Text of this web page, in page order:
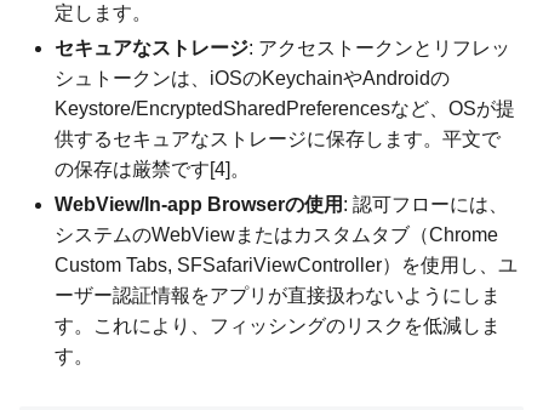
定します。
セキュアなストレージ: アクセストークンとリフレッ
シュトークンは、iOSのKeychainやAndroidの
Keystore/EncryptedSharedPreferencesなど、OSが提
供するセキュアなストレージに保存します。平文で
の保存は厳禁です[4]。
WebView/In-app Browserの使用 : 認可フローには、
システムのWebViewまたはカスタムタブ（Chrome
Custom Tabs, SFSafariViewController）を使用し、ユ
ーザー認証情報をアプリが直接扱わないようにしま
す。これにより、フィッシングのリスクを低減しま
す。